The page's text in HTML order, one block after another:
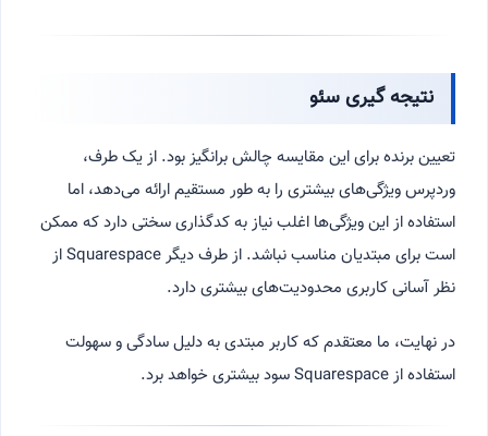
نتیجه گیری سئو
تعیین برنده برای این مقایسه چالش برانگیز بود. از یک طرف،
وردپرس ویژگی‌های بیشتری را به طور مستقیم ارائه می‌دهد، اما
استفاده از این ویژگی‌ها اغلب نیاز به کدگذاری سختی دارد که ممکن
است برای مبتدیان مناسب نباشد. از طرف دیگر Squarespace از
نظر آسانی کاربری محدودیت‌های بیشتری دارد.
در نهایت، ما معتقدم که کاربر مبتدی به دلیل سادگی و سهولت
استفاده از Squarespace سود بیشتری خواهد برد.